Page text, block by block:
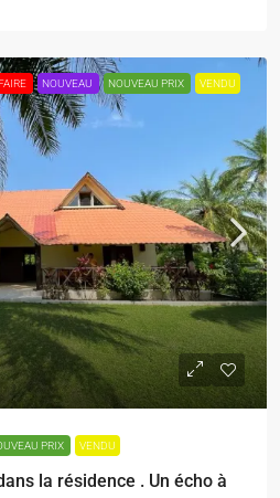
NOUVEAU NOUVEAU PRIX VENDU
PRIX VENDU
la résidence . Un écho à